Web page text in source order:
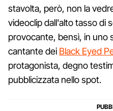
stavolta, però, non la
videoclip dall'alto tasso di
provocante, bensì, in uno
cantante dei Black Eyed
protagonista, degno
pubblicizzata nello spot.